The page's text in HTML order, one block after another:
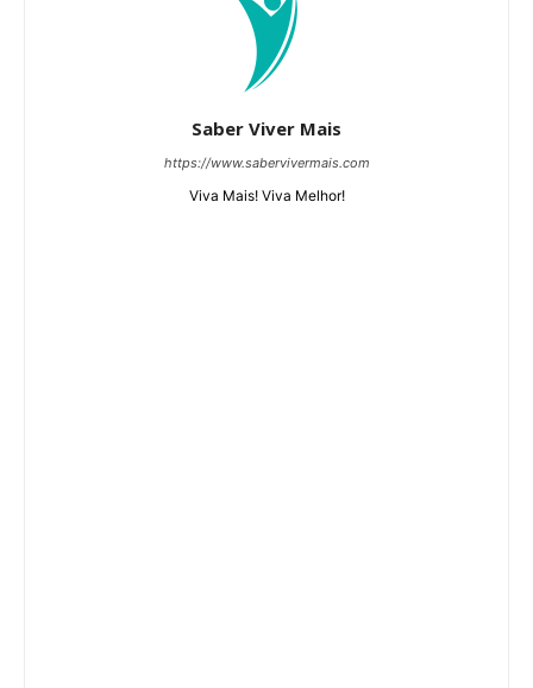
Saber Viver Mais
https://www.sabervivermais.com
Viva Mais! Viva Melhor!